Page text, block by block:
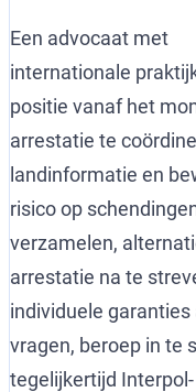
Een advocaat met
internationale
positie vanaf het
arrestatie te
landinformatie en
risico op
verzamelen,
arrestatie na te
individuele garanties
vragen, beroep in te
tegelijkertijd Interpol-